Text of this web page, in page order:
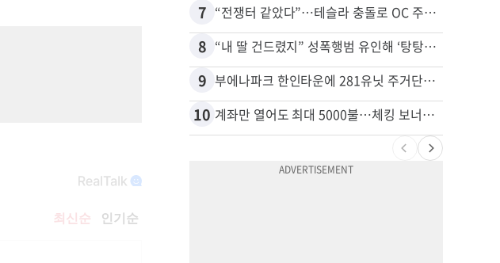
7 “전쟁터 같았다”…테슬라 충돌로 OC 주택 4채 파손
8 “내 딸 건드렸지” 성폭행범 유인해 ‘탕탕’…아빠의 복수 결말
9 부에나파크 한인타운에 281유닛 주거단지 들어선다
10 계좌만 열어도 최대 5000불…체킹 보너스 무한 경쟁